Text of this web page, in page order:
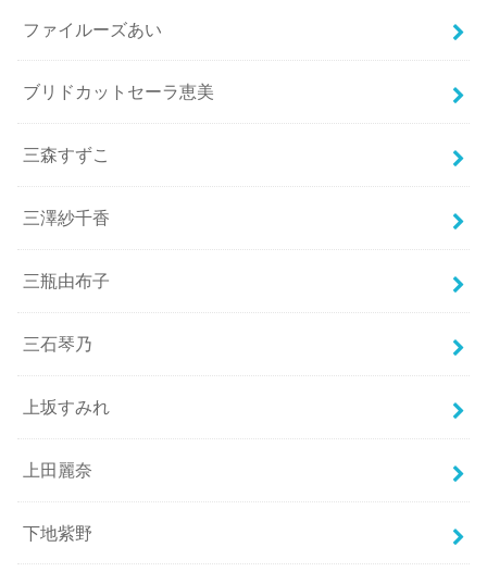
ファイルーズあい
ブリドカットセーラ恵美
三森すずこ
三澤紗千香
三瓶由布子
三石琴乃
上坂すみれ
上田麗奈
下地紫野